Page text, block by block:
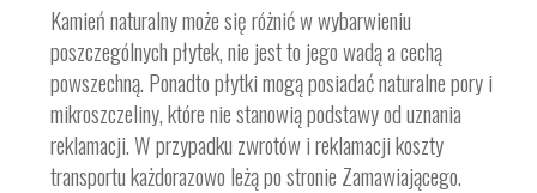
Kamień naturalny może się różnić w wybarwieniu
poszczególnych płytek, nie jest to jego wadą a cechą
powszechną. Ponadto płytki mogą posiadać naturalne pory i
mikroszczeliny, które nie stanowią podstawy od uznania
reklamacji. W przypadku zwrotów i reklamacji koszty
transportu każdorazowo leżą po stronie Zamawiającego.